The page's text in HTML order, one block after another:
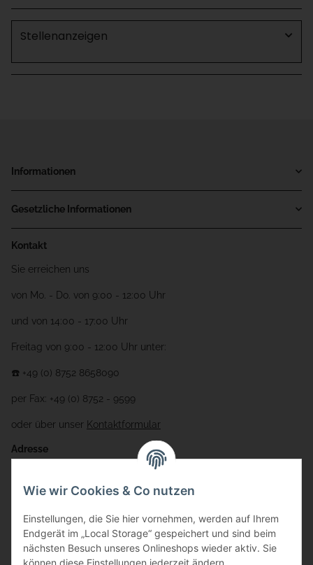
Stellenanzeigen
Informationen
Gesetzliche Informationen
Kontakt
Sie erreichen uns
von Mo. - Do. von 9:00 - 12:00 Uhr
und von 14:00 - 17:00 Uhr
Freitag von 9:00 - 12:00 Uhr unter:
☎️ +49 (0) 8752 8658090
per Fax: +49 (0) 8752 - 9599
oder über unser Kontaktformular
Adresse
Gewerbering 17
84072 Au i.d. Hallertau
info@bauer-tore.de
Wie wir Cookies & Co nutzen
Einstellungen, die Sie hier vornehmen, werden auf Ihrem
Endgerät im „Local Storage“ gespeichert und sind beim
nächsten Besuch unseres Onlineshops wieder aktiv. Sie